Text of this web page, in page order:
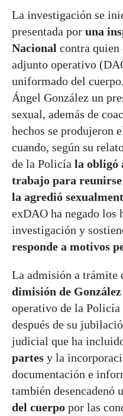
La investigación se
presentada por una
Nacional contra quien
adjunto operativo
uniformado del
Ángel González un
sexual, además de
hechos se produjeron
cuando, según su
de la Policía la obligó
trabajo para reunirse
la agredió
exDAO ha negado los
investigación y
responde a motivos
La admisión a trámite
dimisión de González
operativo de la Policía
después de su
judicial que ha
partes y la
documentación e
también desencadenó
del cuerpo por las